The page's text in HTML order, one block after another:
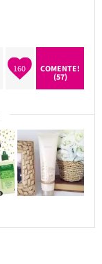
160
COMENTE!
(57)